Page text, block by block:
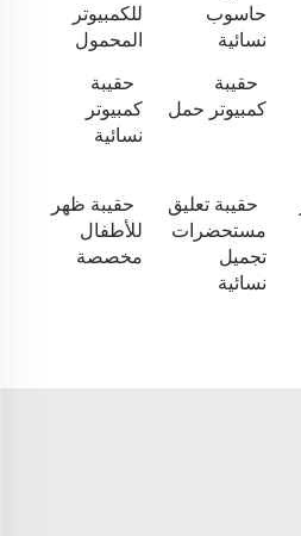
حاسوب
نسائية
للكمبيوتر
المحمول
حقيبة
كمبيوتر حمل
حقيبة
كمبيوتر
نسائية
حقيبة تعليق
مستحضرات
تجميل
نسائية
حقيبة ظهر
للأطفال
مخصصة